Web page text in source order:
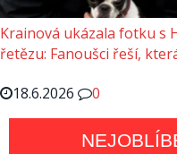
Krainová ukázala fotku s
řetězu: Fanoušci řeší,
18.6.2026
0